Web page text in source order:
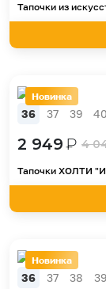
Тапочки из
Новинка
36 37 39 40
2 949₽ 4
Тапочки ХОЛТИ
Новинка
36 37 38 39